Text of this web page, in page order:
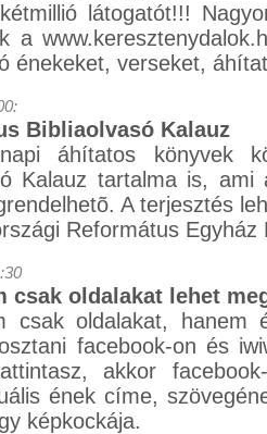
látogatót!!!
a
énekeket, verseket,
Bibliaolvasó Kalauz
áhítatos könyvek
Kalauz tartalma is,
A terjesztés
Református Egyház
csak oldalakat lehet
csak oldalakat, hanem
facebook-on és
akkor
ének címe,
képkockája.